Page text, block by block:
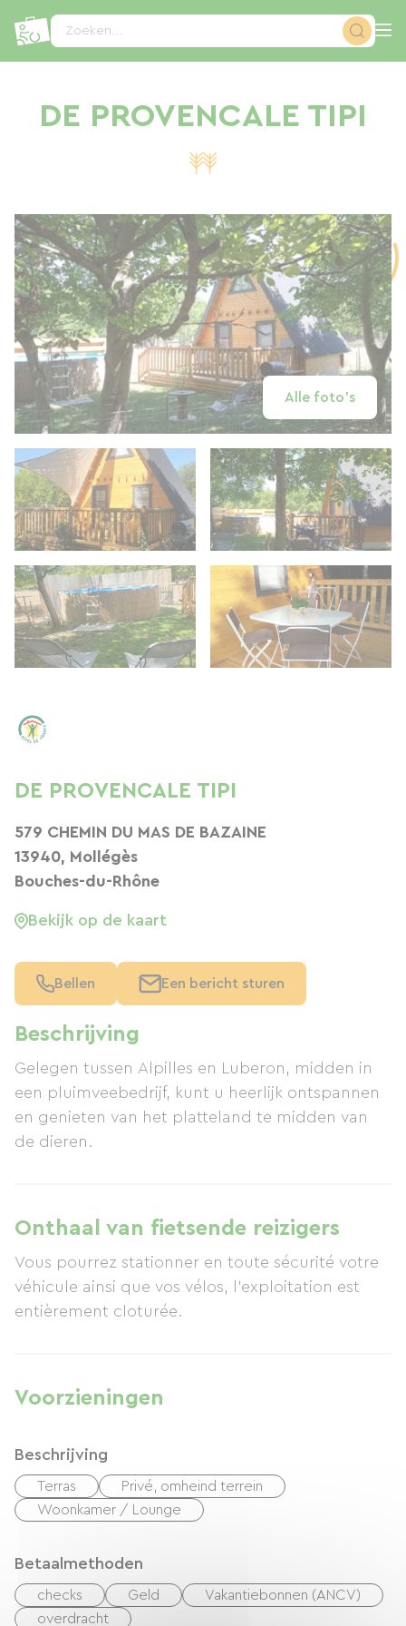
Zoeken...
DE PROVENCALE TIPI
Alle foto's
Beschrijving
Gelegen tussen Alpilles en Luberon, midden in
een pluimveebedrijf, kunt u heerlijk ontspannen
en genieten van het platteland te midden van
de dieren.
Onthaal van fietsende reizigers
Vous pourrez stationner en toute sécurité votre
véhicule ainsi que vos vélos, l'exploitation est
entièrement cloturée.
Voorzieningen
Beschrijving
Terras
Privé, omheind terrein
Woonkamer / Lounge
Betaalmethoden
checks Geld
Vakantiebonnen (ANCV)
overdracht
DE PROVENCALE TIPI
579 CHEMIN DU MAS DE BAZAINE
13940, Mollégès
Bouches-du-Rhône
Bekijk op de kaart
Bellen Een bericht sturen
Cookies beheer paneel